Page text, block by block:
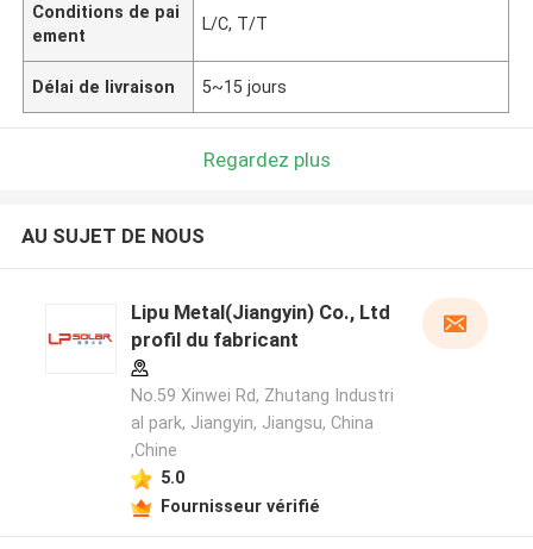
Conditions de pai
ement
L/C, T/T
Délai de livraison 5~15 jours
Regardez plus
AU SUJET DE NOUS
Lipu Metal(Jiangyin) Co., Ltd
profil du fabricant
No.59 Xinwei Rd, Zhutang Industri
al park, Jiangyin, Jiangsu, China
,Chine
5.0
Fournisseur vérifié